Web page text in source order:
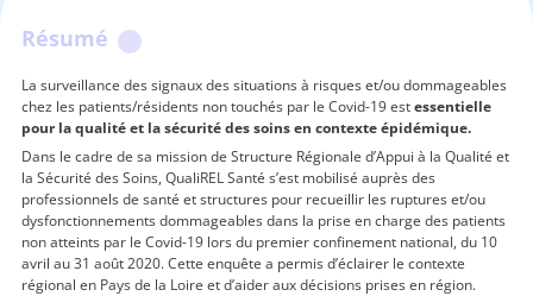
Résumé
La surveillance des signaux des situations à risques et/ou dommageables
chez les patients/résidents non touchés par le Covid-19 estessentielle
pour la qualité et la sécurité des soins en contexte épidémique.
Dans le cadre de sa mission de Structure Régionale d’Appui à la Qualité et
la Sécurité des Soins, QualiREL Santé s’est mobilisé auprès des
professionnels de santé et structures pour recueillir les ruptures et/ou
dysfonctionnements dommageables dans la prise en charge des patients
non atteints par le Covid-19 lors du premier confinement national, du 10
avril au 31 août 2020. Cette enquête a permis d’éclairer le contexte
régional en Pays de la Loire et d’aider aux décisions prises en région.